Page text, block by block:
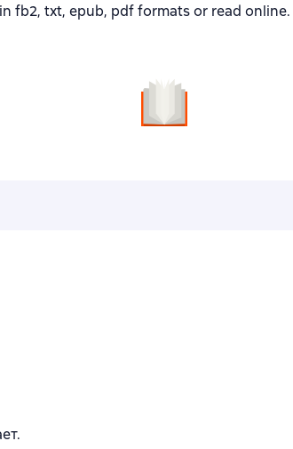
fb2, txt, epub, pdf formats or read online.